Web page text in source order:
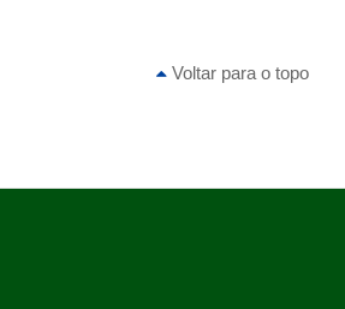
Voltar para o topo